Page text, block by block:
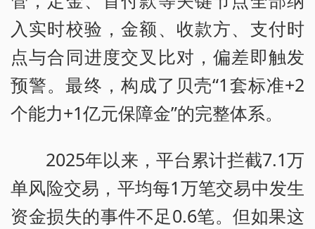
入实时校验，金额、收款方、支付时
点与合同进度交叉比对，偏差即触发
预警。最终，构成了贝壳“1套标准+2
个能力+1亿元保障金”的完整体系。
2025年以来，平台累计拦截7.1万
单风险交易，平均每1万笔交易中发生
资金损失的事件不足0.6笔。但如果这